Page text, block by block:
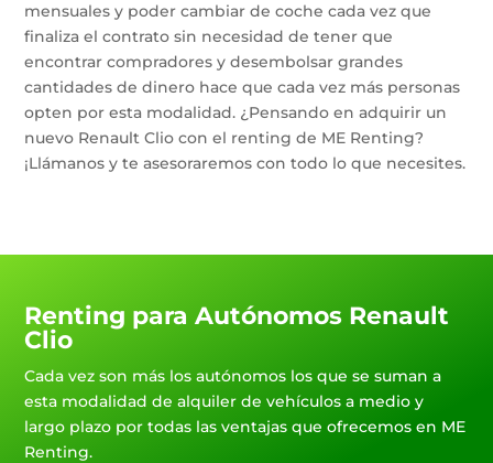
mensuales y poder cambiar de coche cada vez que
finaliza el contrato sin necesidad de tener que
encontrar compradores y desembolsar grandes
cantidades de dinero hace que cada vez más personas
opten por esta modalidad. ¿Pensando en adquirir un
nuevo Renault Clio con el renting de ME Renting?
¡Llámanos y te asesoraremos con todo lo que necesites.
Renting para Autónomos Renault
Clio
Cada vez son más los autónomos los que se suman a
esta modalidad de alquiler de vehículos a medio y
largo plazo por todas las ventajas que ofrecemos en ME
Renting.